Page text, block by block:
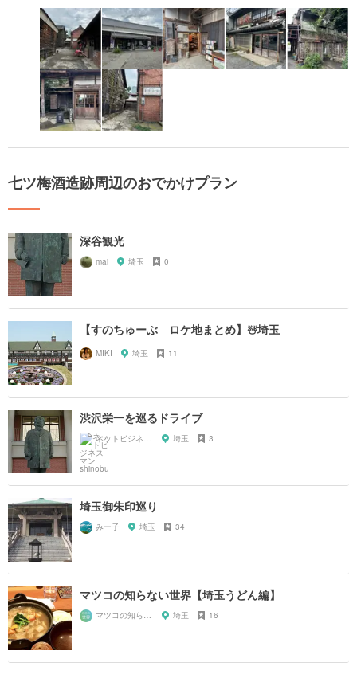
七ツ梅酒造跡周辺のおでかけプラン
深谷観光
mai 埼玉 0
【すのちゅーぶ ロケ地まとめ】☃️埼玉
MIKI 埼玉 11
渋沢栄一を巡るドライブ
ネットビジネスマン shinobu 埼玉 3
埼玉御朱印巡り
みー子 埼玉 34
マツコの知らない世界【埼玉うどん編】
マツコの知らない世界マニア 埼玉 16